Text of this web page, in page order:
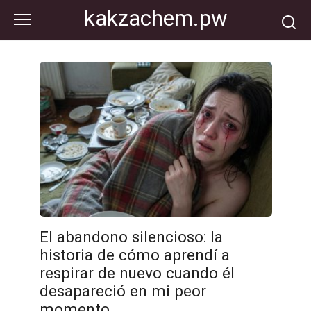
контенту
kakzachem.pw
El abandono silencioso: la
historia de cómo aprendí a
respirar de nuevo cuando él
desapareció en mi peor